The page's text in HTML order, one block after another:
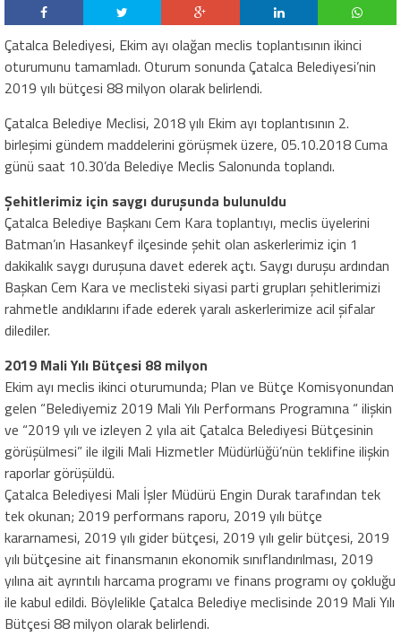
Çatalca Belediyesi, Ekim ayı olağan meclis toplantısının ikinci
oturumunu tamamladı. Oturum sonunda Çatalca Belediyesi’nin
2019 yılı bütçesi 88 milyon olarak belirlendi.
Çatalca Belediye Meclisi, 2018 yılı Ekim ayı toplantısının 2.
birleşimi gündem maddelerini görüşmek üzere, 05.10.2018 Cuma
günü saat 10.30’da Belediye Meclis Salonunda toplandı.
Şehitlerimiz için saygı duruşunda bulunuldu
Çatalca Belediye Başkanı Cem Kara toplantıyı, meclis üyelerini
Batman’ın Hasankeyf ilçesinde şehit olan askerlerimiz için 1
dakikalık saygı duruşuna davet ederek açtı. Saygı duruşu ardından
Başkan Cem Kara ve meclisteki siyasi parti grupları şehitlerimizi
rahmetle andıklarını ifade ederek yaralı askerlerimize acil şifalar
dilediler.
2019 Mali Yılı Bütçesi 88 milyon
Ekim ayı meclis ikinci oturumunda; Plan ve Bütçe Komisyonundan
gelen “Belediyemiz 2019 Mali Yılı Performans Programına “ ilişkin
ve “2019 yılı ve izleyen 2 yıla ait Çatalca Belediyesi Bütçesinin
görüşülmesi” ile ilgili Mali Hizmetler Müdürlüğü’nün teklifine ilişkin
raporlar görüşüldü.
Çatalca Belediyesi Mali İşler Müdürü Engin Durak tarafından tek
tek okunan; 2019 performans raporu, 2019 yılı bütçe
kararnamesi, 2019 yılı gider bütçesi, 2019 yılı gelir bütçesi, 2019
yılı bütçesine ait finansmanın ekonomik sınıflandırılması, 2019
yılına ait ayrıntılı harcama programı ve finans programı oy çokluğu
ile kabul edildi. Böylelikle Çatalca Belediye meclisinde 2019 Mali Yılı
Bütçesi 88 milyon olarak belirlendi.